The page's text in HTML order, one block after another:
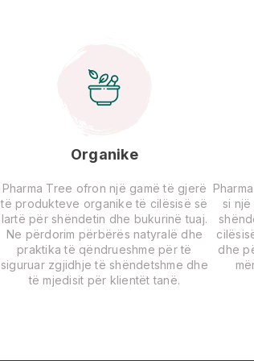
Organike
Pharma Tree ofron një gamë të gjerë
të produkteve organike të cilësisë së
lartë për shëndetin dhe bukurinë tuaj.
Ne përdorim përbërës natyralë dhe
praktika të qëndrueshme për të
siguruar zgjidhje të shëndetshme dhe
të mjedisit për klientët tanë.
si
dhe